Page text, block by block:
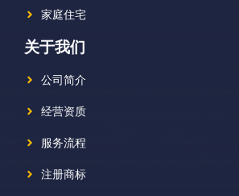
家庭住宅
关于我们
公司简介
经营资质
服务流程
注册商标